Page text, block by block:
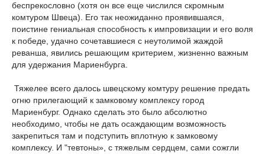
беспрекословно (хотя он все еще числился скромным
комтуром Швеца). Его так неожиданно проявившаяся,
поистине гениальная способность к импровизации и его воля
к победе, удачно сочетавшиеся с неутолимой жаждой
реванша, явились решающим критерием, жизненно важным
для удержания Мариенбурга.
Тяжелее всего далось швецскому комтуру решение предать
огню прилегающий к замковому комплексу город
Мариенбург. Однако сделать это было абсолютно
необходимо, чтобы не дать осаждающим возможность
закрепиться там и подступить вплотную к замковому
комплексу. И "тевтоны», с тяжелым сердцем, сами сожгли